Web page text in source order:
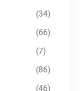
(34)
(66)
(7)
(86)
(46)